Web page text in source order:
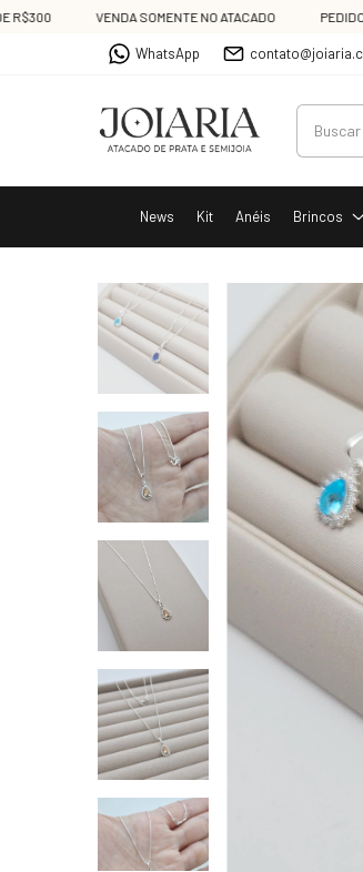
VENDA SOMENTE NO ATACADO PEDIDO
WhatsApp
News Kit Anéis Brincos